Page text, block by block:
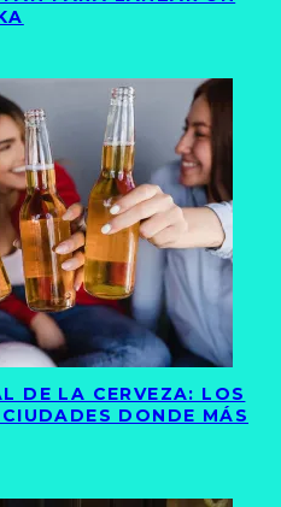
DE LA CERVEZA: LOS
DONDE MÁS